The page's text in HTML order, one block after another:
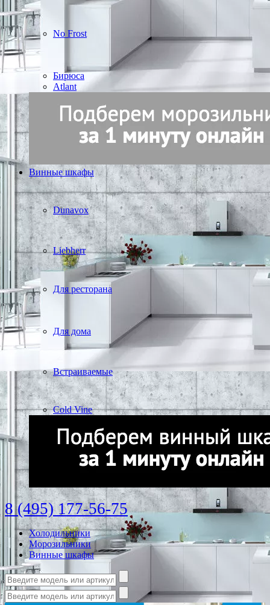
No Frost
Бирюса
Atlant
Винные шкафы
Dunavox
Liebherr
Для ресторана
Для дома
Встраиваемые
Cold Vine
8 (495) 177-56-75
Холодильники
Морозильники
Винные шкафы